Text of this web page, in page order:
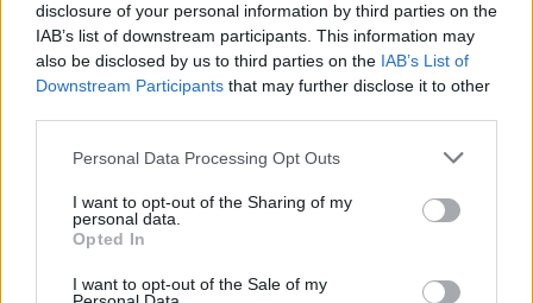
disclosure of your personal information by third parties on the
IAB’s list of downstream participants. This information may
also be disclosed by us to third parties on the IAB’s List of
Downstream Participants that may further disclose it to other
Please note that this website/app uses one or more Google
not limited to your visit or usage behaviour. You may click to
grant or deny consent to Google and its third-party tags to
use your data for below specified purposes in below Google
consent section.
Personal Data Processing Opt Outs
I want to opt-out of the Sharing of my
personal data.
Opted In
I want to opt-out of the Sale of my